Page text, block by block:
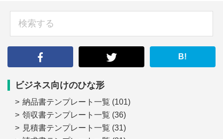
sidebar
B!
ビジネス向けのひな形
納品書テンプレート一覧 (101)
領収書テンプレート一覧 (36)
見積書テンプレート一覧 (31)